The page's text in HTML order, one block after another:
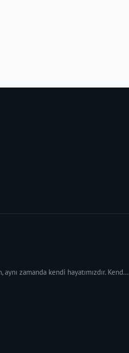
zamanda kendi hayatımızdır. Kend...